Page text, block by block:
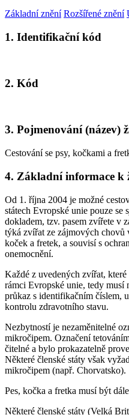
Základní znění Rozšířené znění
1. Identifikační kód
2. Kód
3. Pojmenování (název)
Cestování se psy, kočkami a
4. Základní informace k
Od 1. října 2004 je možné
státech Evropské unie pouze
dokladem, tzv. pasem zvířete v
týká zvířat ze zájmových
koček a fretek, a souvisí s
onemocnění.
Každé z uvedených zvířat,
rámci Evropské unie, tedy musí
průkaz s identifikačním číslem,
kontrolu zdravotního stavu.
Nezbytností je nezaměnitelné
mikročipem. Označení
čitelné a bylo prokazatelně
Některé členské státy však
mikročipem (např. Chorvatsko).
Pes, kočka a fretka musí být
Některé členské státy (Velká